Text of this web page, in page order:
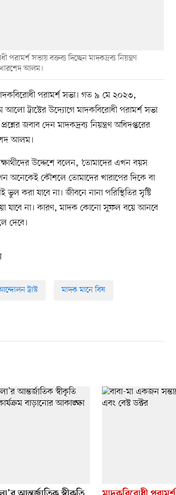
সভায় বক্তব্য দিচ্ছেন মাদকদ্রব্য নিয়ন্ত্রণ
আলম।
পরামর্শ সভা। গত ৯ মে ২০২৩,
ট্রাস্টের উদ্যোগে মাদকবিরোধী পরামর্শ সভা
জবাব দেন মাদকদ্রব্য নিয়ন্ত্রণ অধিদপ্তরের
আলম।
উদ্দেশে বলেন, ‘তোমাদের এখন বয়স
অনেকেই কৌশলে তোমাদের খারাপের দিকে বা
করা যাবে না। জীবনে নানা পরিস্থিতির সৃষ্টি
যাবে না। কারণ, মাদক কোনো সুফল বয়ে আনবে
দেবে।
ট্রাস্ট মাদক মানে বিষ